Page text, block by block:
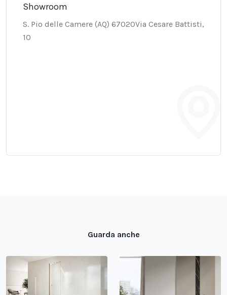
Showroom
S. Pio delle Camere (AQ) 67020Via Cesare Battisti,
10
Guarda anche